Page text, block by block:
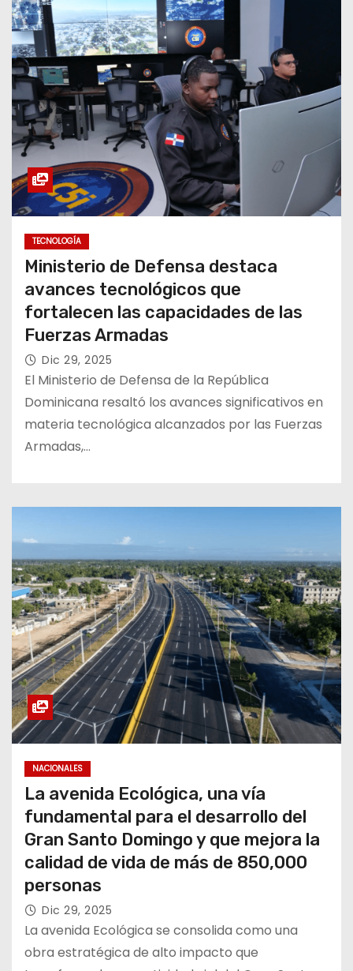
TECNOLOGÍA
Ministerio de Defensa destaca
avances tecnológicos que
fortalecen las capacidades de las
Fuerzas Armadas
Dic 29, 2025
El Ministerio de Defensa de la República
Dominicana resaltó los avances significativos en
materia tecnológica alcanzados por las Fuerzas
Armadas,…
NACIONALES
La avenida Ecológica, una vía
fundamental para el desarrollo del
Gran Santo Domingo y que mejora la
calidad de vida de más de 850,000
personas
Dic 29, 2025
La avenida Ecológica se consolida como una
obra estratégica de alto impacto que